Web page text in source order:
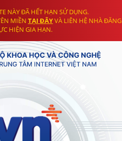
NÀY ĐÃ HẾT HẠN SỬ DỤNG.
MIỀN TẠI ĐÂYVÀ LIÊN HỆ NHÀ ĐĂNG
HIỆN GIA HẠN.